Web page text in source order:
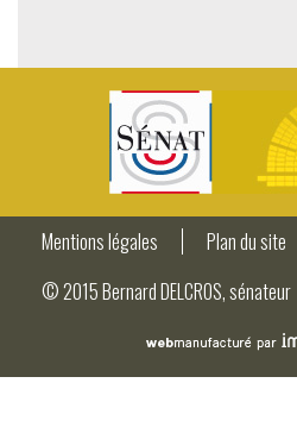
Mentions légales
Plan du site
© 2015 Bernard DELCROS, sénateur